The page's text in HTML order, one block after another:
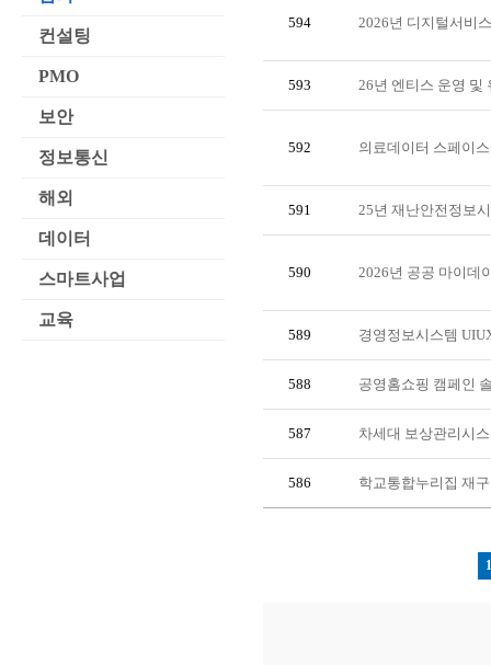
594 2026년 디지털서비
593 26년 엔티스 운영 및
592 의료데이터 스페이
591 25년 재난안전정보
590 2026년 공공 마이데
589 경영정보시스템
588 공영홈쇼핑 캠페인
587 차세대 보상관리시
586 학교통합누리집 재
컨설팅
PMO
보안
정보통신
해외
데이터
스마트사업
교육